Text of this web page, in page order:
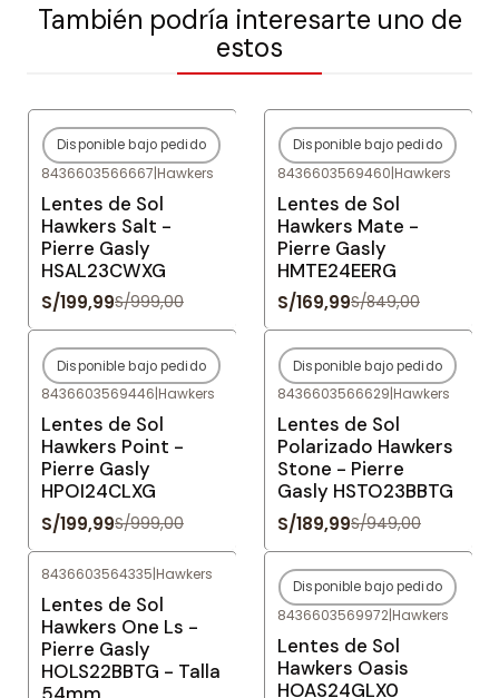
También podría interesarte uno de
estos
-80%OFF
Agotado
Disponible bajo pedido
8436603566667|Hawkers
Lentes de Sol
Hawkers Salt -
Pierre Gasly
HSAL23CWXG
S/199,99S/999,00
-80%OFF
Agotado
Disponible bajo pedido
8436603569460|Hawkers
Lentes de Sol
Hawkers Mate -
Pierre Gasly
HMTE24EERG
S/169,99S/849,00
-80%OFF
Agotado
Disponible bajo pedido
8436603569446|Hawkers
Lentes de Sol
Hawkers Point -
Pierre Gasly
HPOI24CLXG
S/199,99S/999,00
-80%OFF
Agotado
Disponible bajo pedido
8436603566629|Hawkers
Lentes de Sol
Polarizado Hawkers
Stone - Pierre
Gasly HSTO23BBTG
S/189,99S/949,00
8436603564335|Hawkers
Lentes de Sol
Hawkers One Ls -
Pierre Gasly
HOLS22BBTG - Talla
-80%OFF
Agotado
Disponible bajo pedido
8436603569972|Hawkers
Lentes de Sol
Hawkers Oasis
HOAS24GLX0